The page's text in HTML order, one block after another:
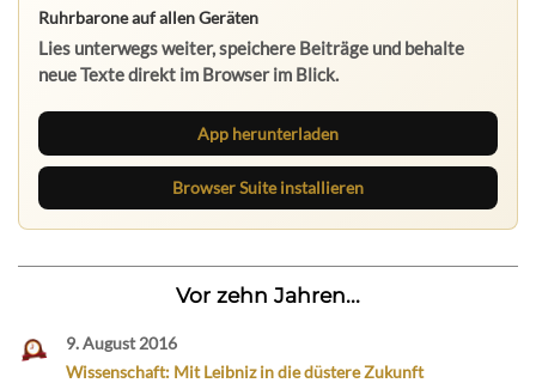
Ruhrbarone auf allen Geräten
Lies unterwegs weiter, speichere Beiträge und behalte
neue Texte direkt im Browser im Blick.
App herunterladen
Browser Suite installieren
Vor zehn Jahren...
9. August 2016
Wissenschaft: Mit Leibniz in die düstere Zukunft